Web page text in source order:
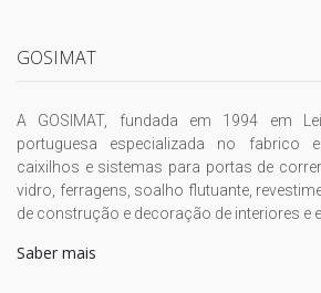
GOSIMAT
A GOSIMAT, fundada em 1994 em
portuguesa especializada no fabrico
caixilhos e sistemas para portas de
vidro, ferragens, soalho flutuante,
de construção e decoração de interiores e
Saber mais